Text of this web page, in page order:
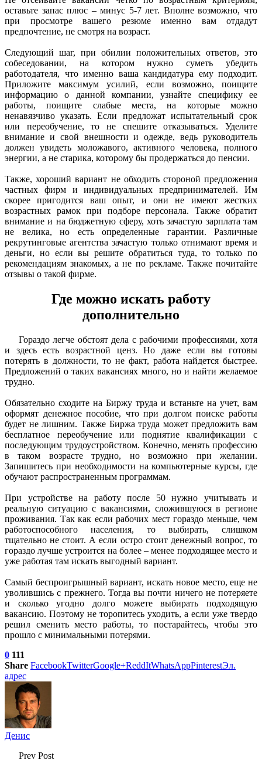
оставьте запас плюс – минус 5-7 лет. Вполне возможно, что
при просмотре вашего резюме именно вам отдадут
предпочтение, не смотря на возраст.
Следующий шаг, при обилии положительных ответов, это
собеседовании, на котором нужно суметь убедить
работодателя, что именно ваша кандидатура ему подходит.
Приложите максимум усилий, если возможно, поищите
информацию о данной компании, узнайте специфику ее
работы, поищите слабые места, на которые можно
ненавязчиво указать. Если предложат испытательный срок
или переобучение, то не спешите отказываться. Уделите
внимание и свой внешности и одежде, ведь руководитель
должен увидеть моложавого, активного человека, полного
энергии, а не старика, которому бы продержаться до пенсии.
Также, хороший вариант не обходить стороной предложения
частных фирм и индивидуальных предпринимателей. Им
скорее пригодится ваш опыт, и они не имеют жестких
возрастных рамок при подборе персонала. Также обратит
внимание и на бюджетную сферу, хоть зачастую зарплата там
не велика, но есть определенные гарантии. Различные
рекрутинговые агентства зачастую только отнимают время и
деньги, но если вы решите обратиться туда, то только по
рекомендациям знакомых, а не по рекламе. Также почитайте
отзывы о такой фирме.
Где можно искать работу
дополнительно
Гораздо легче обстоят дела с рабочими профессиями, хотя
и здесь есть возрастной ценз. Но даже если вы готовы
потерять в должности, то не факт, работа найдется быстрее.
Предложений о таких вакансиях много, но и найти желаемое
трудно.
Обязательно сходите на Биржу труда и встаньте на учет, вам
оформят денежное пособие, что при долгом поиске работы
будет не лишним. Также Биржа труда может предложить вам
бесплатное переобучение или поднятие квалификации с
последующим трудоустройством. Конечно, менять профессию
в таком возрасте трудно, но возможно при желании.
Запишитесь при необходимости на компьютерные курсы, где
обучают распространенным программам.
При устройстве на работу после 50 нужно учитывать и
реальную ситуацию с вакансиями, сложившуюся в регионе
проживания. Так как если рабочих мест гораздо меньше, чем
работоспособного населения, то выбирать, слишком
тщательно не стоит. А если остро стоит денежный вопрос, то
гораздо лучше устроится на более – менее подходящее место и
уже работая там искать выгодный вариант.
Самый беспроигрышный вариант, искать новое место, еще не
уволившись с прежнего. Тогда вы почти ничего не потеряете
и сколько угодно долго можете выбирать подходящую
вакансию. Поэтому не торопитесь уходить, а если уже твердо
решил сменить место работы, то постарайтесь, чтобы это
прошло с минимальными потерями.
0 111
Share FacebookTwitterGoogle+ReddItWhatsAppPinterestЭл.
адрес
Денис
Prev Post